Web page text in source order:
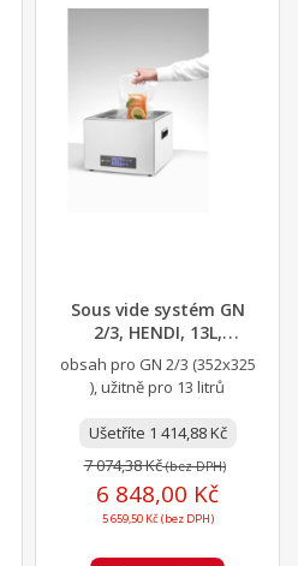
Sous vide systém GN
2/3, HENDI, 13L,
230V/400W,...
obsah pro GN 2/3 (352x325
), užitně pro 13 litrů
Ušetříte 1 414,88 Kč
7 074,38 Kč(bez DPH)
6 848,00 Kč
5 659,50 Kč (bez DPH)